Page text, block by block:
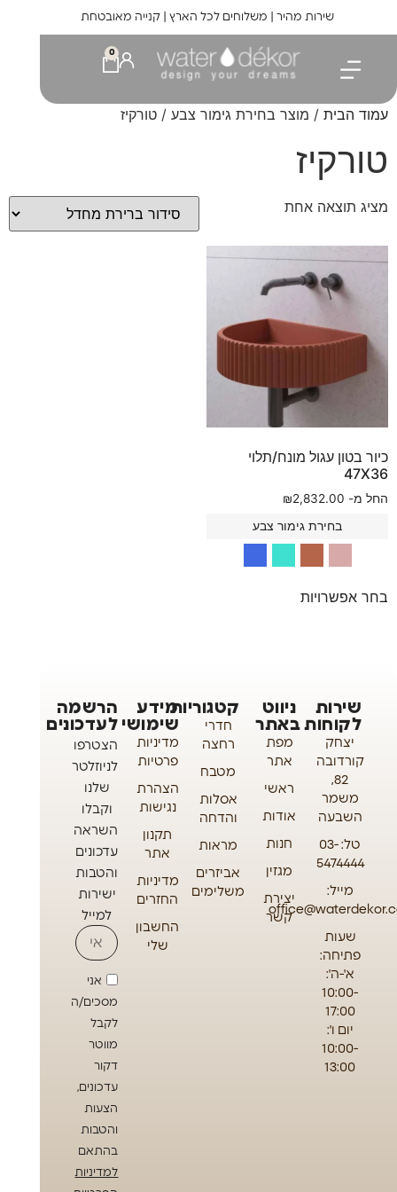
שירות מהיר | משלוחים לכל הארץ | קנייה מאובטחת
0
עמוד הבית / מוצר בחירת גימור צבע / טורקיז
טורקיז
מציג תוצאה אחת
כיור בטון עגול מונח/תלוי
47X36
החל מ- ₪2,832.00
בחירת גימור צבע
בחר אפשרויות
שירות
לקוחות
יצחק
קורדובה
82,
משמר
השבעה
טל: 03-
5474444
מייל:
שעות
פתיחה:
א'-ה':
10:00-
17:00
יום ו':
10:00-
13:00
ניווט
באתר
מפת
אתר
ראשי
אודות
חנות
מגזין
יצירת
קשר
קטגוריות
חדרי
רחצה
מטבח
אסלות
והדחה
מראות
אביזרים
משלימים
מידע
שימושי
מדיניות
פרטיות
הצהרת
נגישות
תקנון
אתר
מדיניות
החזרים
החשבון
שלי
הרשמה
לעדכונים
הצטרפו
לניוזלטר
שלנו
וקבלו
השראה
עדכונים
והטבות
ישירות
למייל
אני
מסכים/ה
לקבל
מווטר
דקור
עדכונים,
הצעות
והטבות
בהתאם
למדיניות